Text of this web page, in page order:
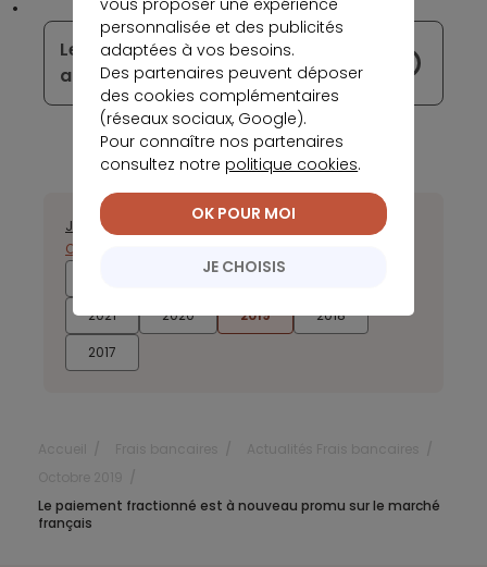
Les tarifs pourraient bientôt
augmenter chez Société Générale
2023
2021
2020 2019
2018
2017
Janvier
Septembre
Octobre
Le paiement fractionné est à nouveau promu sur le marché
français
personnalisée et des publicités
adaptées à vos besoins.
Des partenaires peuvent déposer
des cookies complémentaires
(réseaux sociaux, Google).
Pour connaître nos partenaires
consultez notre politique cookies.
JE CHOISIS
OK POUR MOI